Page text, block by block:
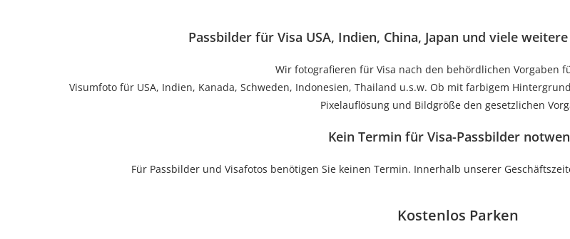
Passbilder für Visa USA, Indien, China, Japan und viele
Wir fotografieren für Visa nach den behördlichen Vorgaben
Visumfoto für USA, Indien, Kanada, Schweden, Indonesien, Thailand u.s.w. Ob mit farbigem
Pixelauflösung und Bildgröße den gesetzlichen
Kein Termin für Visa-Passbilder
Für Passbilder und Visafotos benötigen Sie keinen Termin. Innerhalb unserer
Kostenlos Parken